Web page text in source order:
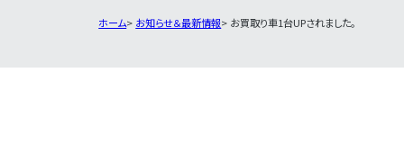
ホーム お知らせ＆最新情報 お買取り車1台UPされました。